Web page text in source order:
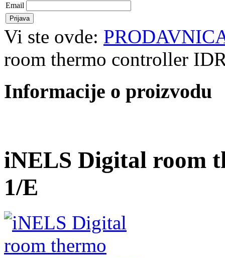
Email
Vi ste ovde:
room thermo controller
Informacije o proizvodu
iNELS Digital room
1/E